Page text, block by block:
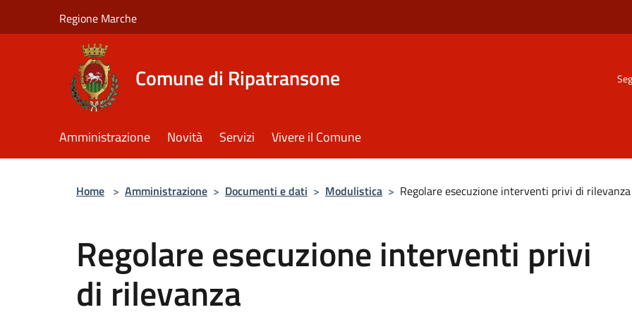
Regione Marche
Comune di Ripatransone
Amministrazione Novità Servizi Vivere il Comune
Home > Amministrazione > Documenti e dati > Modulistica > Regolare esecuzione interventi privi di rilevanza
Regolare esecuzione interventi privi
di rilevanza